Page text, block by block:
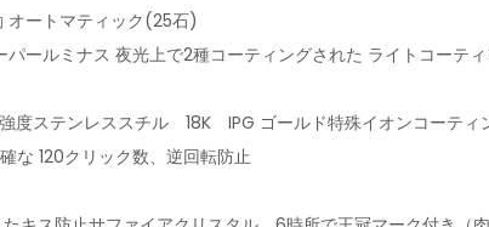
ートマティック(25石)
ールミナス 夜光上で2種コーティングされた ライトコーテ
度ステンレススチル 18K IPG ゴールド特殊イオンコーティ
な 120クリック数、逆回転防止